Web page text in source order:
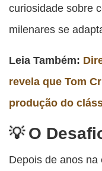
curiosidade sobre
milenares se
Leia Também:
revela que Tom
produção do
O
Depois de anos